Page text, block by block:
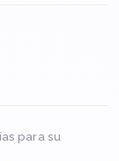
para su